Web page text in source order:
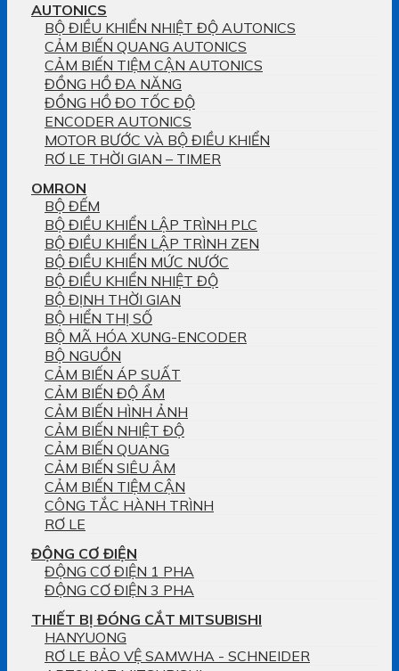
AUTONICS
BỘ ĐIỀU KHIỂN NHIỆT ĐỘ AUTONICS
CẢM BIẾN QUANG AUTONICS
CẢM BIẾN TIỆM CẬN AUTONICS
ĐỒNG HỒ ĐA NĂNG
ĐỒNG HỒ ĐO TỐC ĐỘ
ENCODER AUTONICS
MOTOR BƯỚC VÀ BỘ ĐIỀU KHIỂN
RƠ LE THỜI GIAN – TIMER
OMRON
BỘ ĐẾM
BỘ ĐIỀU KHIỂN LẬP TRÌNH PLC
BỘ ĐIỀU KHIỂN LẬP TRÌNH ZEN
BỘ ĐIỀU KHIỂN MỨC NƯỚC
BỘ ĐIỀU KHIỂN NHIỆT ĐỘ
BỘ ĐỊNH THỜI GIAN
BỘ HIỂN THỊ SỐ
BỘ MÃ HÓA XUNG-ENCODER
BỘ NGUỒN
CẢM BIẾN ÁP SUẤT
CẢM BIẾN ĐỘ ẨM
CẢM BIẾN HÌNH ẢNH
CẢM BIẾN NHIỆT ĐỘ
CẢM BIẾN QUANG
CẢM BIẾN SIÊU ÂM
CẢM BIẾN TIỆM CẬN
CÔNG TẮC HÀNH TRÌNH
RƠ LE
ĐỘNG CƠ ĐIỆN
ĐỘNG CƠ ĐIỆN 1 PHA
ĐỘNG CƠ ĐIỆN 3 PHA
THIẾT BỊ ĐÓNG CẮT MITSUBISHI
HANYUONG
RƠ LE BẢO VỆ SAMWHA - SCHNEIDER